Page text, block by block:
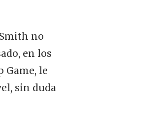
no
en los
Game, le
sin duda